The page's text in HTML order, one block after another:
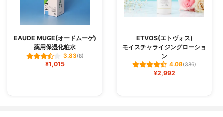
EAUDE MUGE(オードムーゲ)
薬用保湿化粧水
3.83(8)
¥1,015
ETVOS(エトヴォス)
モイスチャライジングローショ
ン
4.08(386)
¥2,992